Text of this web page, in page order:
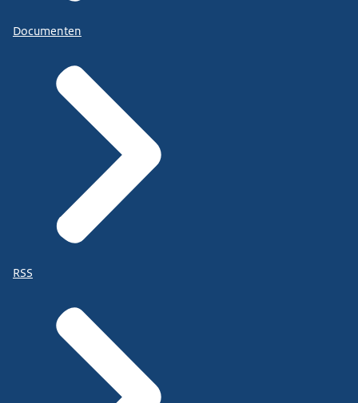
Documenten
RSS